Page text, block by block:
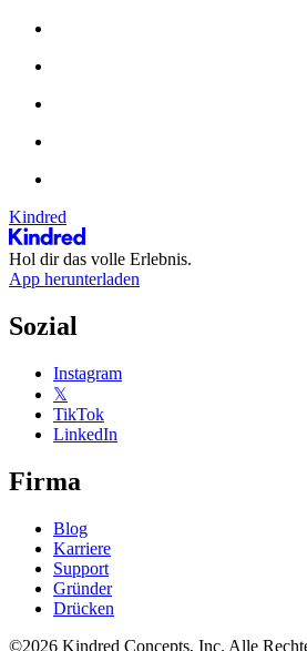
Kindred
Hol dir das volle Erlebnis.
App herunterladen
Sozial
Instagram
𝕏
TikTok
LinkedIn
Firma
Blog
Karriere
Support
Gründer
Drücken
©2026 Kindred Concepts, Inc. Alle